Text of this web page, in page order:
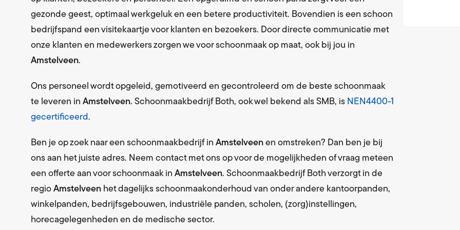
Levering en bevoorrading sanitaire artikelen
Schoonloopmatten
Milieuservice
De weg naar succes
MVO
gezonde geest, optimaal werkgeluk en een betere productiviteit. Bovendien is een schoon
bedrijfspand een visitekaartje voor klanten en bezoekers. Door directe communicatie met
onze klanten en medewerkers zorgen we voor schoonmaak op maat, ook bij jou in
Amstelveen.
Ons personeel wordt opgeleid, gemotiveerd en gecontroleerd om de beste schoonmaak
te leveren in Amstelveen. Schoonmaakbedrijf Both, ook wel bekend als SMB, is NEN4400-1
gecertificeerd.
Ben je op zoek naar een schoonmaakbedrijf in Amstelveen en omstreken? Dan ben je bij
ons aan het juiste adres. Neem contact met ons op voor de mogelijkheden of vraag meteen
een offerte aan voor schoonmaak in Amstelveen. Schoonmaakbedrijf Both verzorgt in de
regio Amstelveen het dagelijks schoonmaakonderhoud van onder andere kantoorpanden,
winkelpanden, bedrijfsgebouwen, industriële panden, scholen, (zorg)instellingen,
horecagelegenheden en de medische sector.